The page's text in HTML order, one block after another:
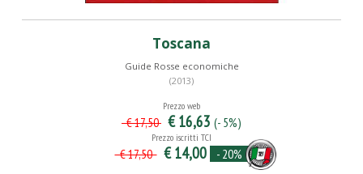
Toscana
Guide Rosse economiche
(2013)
Prezzo web
€ 17,50 € 16,63 (- 5%)
Prezzo iscritti TCI
€ 17,50 € 14,00 - 20%